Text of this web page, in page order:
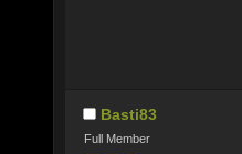
Basti83
Full Member